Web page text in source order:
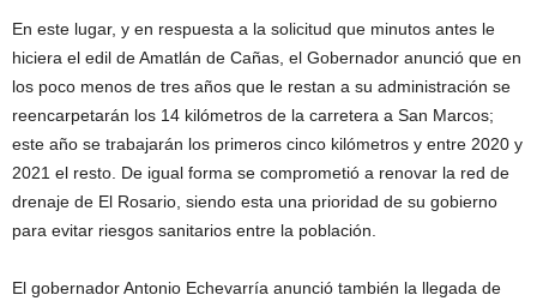
En este lugar, y en respuesta a la solicitud que minutos antes le
hiciera el edil de Amatlán de Cañas, el Gobernador anunció que en
los poco menos de tres años que le restan a su administración se
reencarpetarán los 14 kilómetros de la carretera a San Marcos;
este año se trabajarán los primeros cinco kilómetros y entre 2020 y
2021 el resto. De igual forma se comprometió a renovar la red de
drenaje de El Rosario, siendo esta una prioridad de su gobierno
para evitar riesgos sanitarios entre la población.
El gobernador Antonio Echevarría anunció también la llegada de